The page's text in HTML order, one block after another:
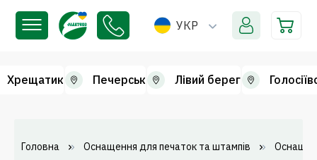
УКР
Хрещатик Печерськ Лівий берег
Головна Оснащення для печаток та штампів